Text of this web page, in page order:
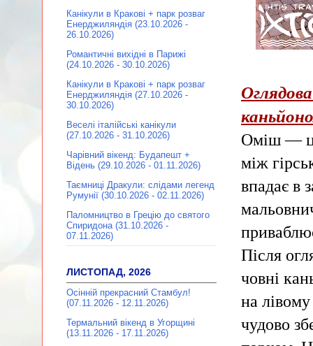
Оміш —
між
впадає в
Після
човні
на
чудово
Канікули в Кракові + парк розваг
Енерджиляндія (23.10.2026 -
26.10.2026)
Романтичні вихідні в Парижі
(24.10.2026 - 30.10.2026)
Канікули в Кракові + парк розваг
Енерджиляндія (27.10.2026 -
30.10.2026)
Веселі італійські канікули
(27.10.2026 - 31.10.2026)
Чарівний вікенд: Будапешт +
Відень (29.10.2026 - 01.11.2026)
Таємниці Дракули: слідами легенд
Румунії (30.10.2026 - 02.11.2026)
Паломництво в Грецію до святого
Спиридона (31.10.2026 -
07.11.2026)
ЛИСТОПАД, 2026
Осінній прекрасний Стамбул!
(07.11.2026 - 12.11.2026)
Термальний вікенд в Угорщині
(13.11.2026 - 17.11.2026)